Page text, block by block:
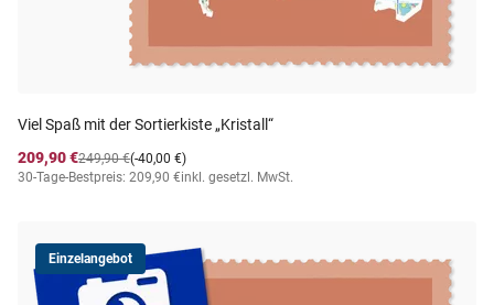
Viel Spaß mit der Sortierkiste „Kristall“
209,90 €
(-40,00 €)
249,90 €
30-Tage-Bestpreis: 209,90 €inkl. gesetzl. MwSt.
Einzelangebot